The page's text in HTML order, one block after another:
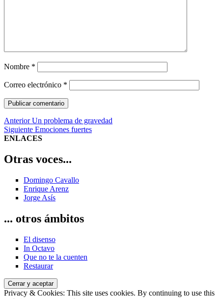
Nombre *
Correo electrónico *
Navegación
de
Anterior Entrada
anterior:
Un problema de gravedad
Siguiente Entrada
siguiente:
Emociones fuertes
ENLACES
Otras voces...
Domingo Cavallo
Enrique Arenz
Jorge Asís
... otros ámbitos
El disenso
In Octavo
Que no te la cuenten
Restaurar
Privacy & Cookies: This site uses cookies. By continuing to use this